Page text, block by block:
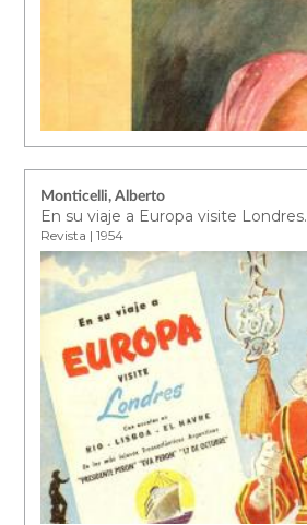
Monticelli, Alberto
En su viaje a Europa visite Londres.
Revista | 1954